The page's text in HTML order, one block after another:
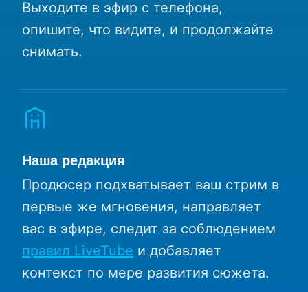
Выходите в эфир с телефона,
опишите, что видите, и продолжайте
снимать.
Наша редакция
Продюсер подхватывает ваш стрим в
первые же мгновения, направляет
вас в эфире, следит за соблюдением
правил LiveTube и добавляет
контекст по мере развития сюжета.